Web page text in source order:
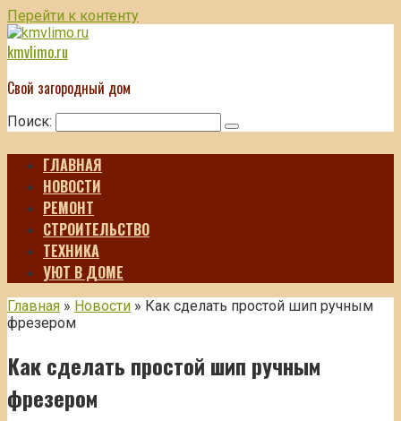
Перейти к контенту
kmvlimo.ru
Свой загородный дом
Поиск:
ГЛАВНАЯ
НОВОСТИ
РЕМОНТ
СТРОИТЕЛЬСТВО
ТЕХНИКА
УЮТ В ДОМЕ
Главная » Новости » Как сделать простой шип ручным
фрезером
Как сделать простой шип ручным
фрезером